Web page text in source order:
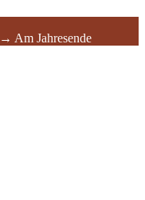
→ Am Jahresende